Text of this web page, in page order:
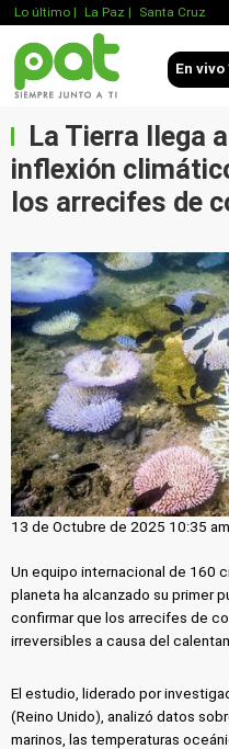
Lo último | La Paz | Santa Cruz
En vivo
La Tierra llega
inflexión
los arrecifes de
13 de Octubre de 2025 10:35 am
Un equipo internacional de 160
planeta ha alcanzado su primer
confirmar que los arrecifes de
irreversibles a causa del
El estudio, liderado por
(Reino Unido), analizó datos
marinos, las temperaturas